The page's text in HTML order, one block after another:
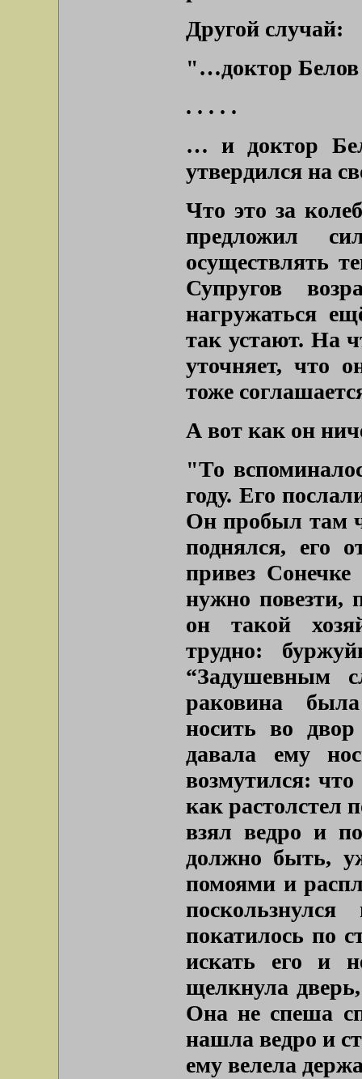
Другой случай:
"…доктор Белов
. . . . .
… и доктор
утвердился на
Что это за
предложил
осуществлять
Супругов
нагружаться
так устают. На
уточняет, что
тоже
А вот как он
"То
году. Его
Он пробыл там
поднялся, его
привез
нужно повезти,
он такой
трудно:
“Задушевным
раковина
носить во
давала ему
возмутился:
как растолстел
взял ведро и
должно быть,
помоями и
покатилось по
искать его и
щелкнула
Она не спеша
нашла ведро и
ему велела